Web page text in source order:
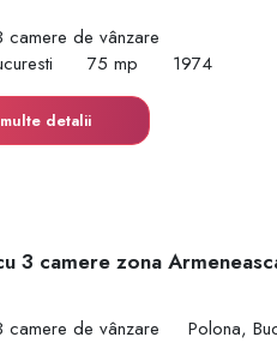
camere de vânzare
75 mp 1974
detalii
3 camere zona
camere de vânzare Polona,